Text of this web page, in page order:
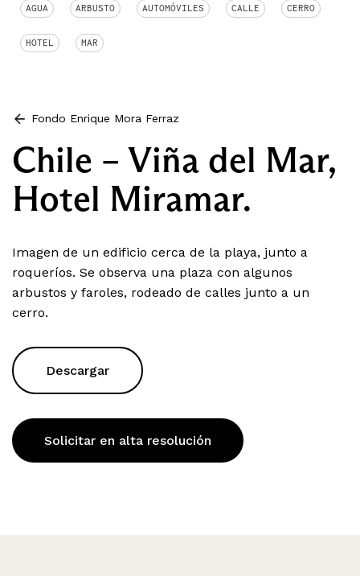
AGUA ARBUSTO AUTOMÓVILES CALLE CERRO
HOTEL MAR
Fondo Enrique Mora Ferraz
Chile – Viña del Mar,
Hotel Miramar.
Imagen de un edificio cerca de la playa, junto a
roqueríos. Se observa una plaza con algunos
arbustos y faroles, rodeado de calles junto a un
cerro.
Descargar
Solicitar en alta resolución